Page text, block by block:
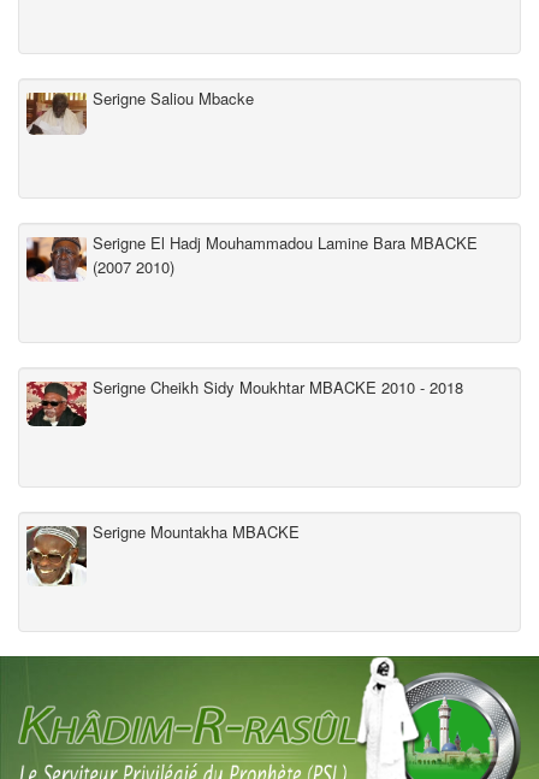
Serigne Saliou Mbacke
Serigne El Hadj Mouhammadou Lamine Bara MBACKE
(2007 2010)
Serigne Cheikh Sidy Moukhtar MBACKE 2010 - 2018
Serigne Mountakha MBACKE